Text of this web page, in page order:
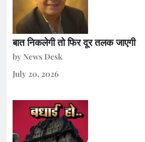
बात निकलेगी तो फिर दूर तलक जाएगी
by News Desk
July 20, 2026